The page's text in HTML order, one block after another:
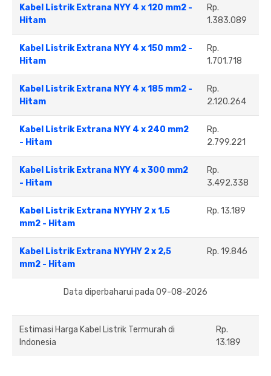
Kabel Listrik Extrana NYY 4 x 120 mm2 -
Hitam
Rp.
1.383.089
Kabel Listrik Extrana NYY 4 x 150 mm2 -
Hitam
Rp.
1.701.718
Kabel Listrik Extrana NYY 4 x 185 mm2 -
Hitam
Rp.
2.120.264
Kabel Listrik Extrana NYY 4 x 240 mm2
- Hitam
Rp.
2.799.221
Kabel Listrik Extrana NYY 4 x 300 mm2
- Hitam
Rp.
3.492.338
Kabel Listrik Extrana NYYHY 2 x 1,5
mm2 - Hitam
Rp. 13.189
Kabel Listrik Extrana NYYHY 2 x 2,5
mm2 - Hitam
Rp. 19.846
Data diperbaharui pada 09-08-2026
Estimasi Harga Kabel Listrik Termurah di
Indonesia
Rp.
13.189